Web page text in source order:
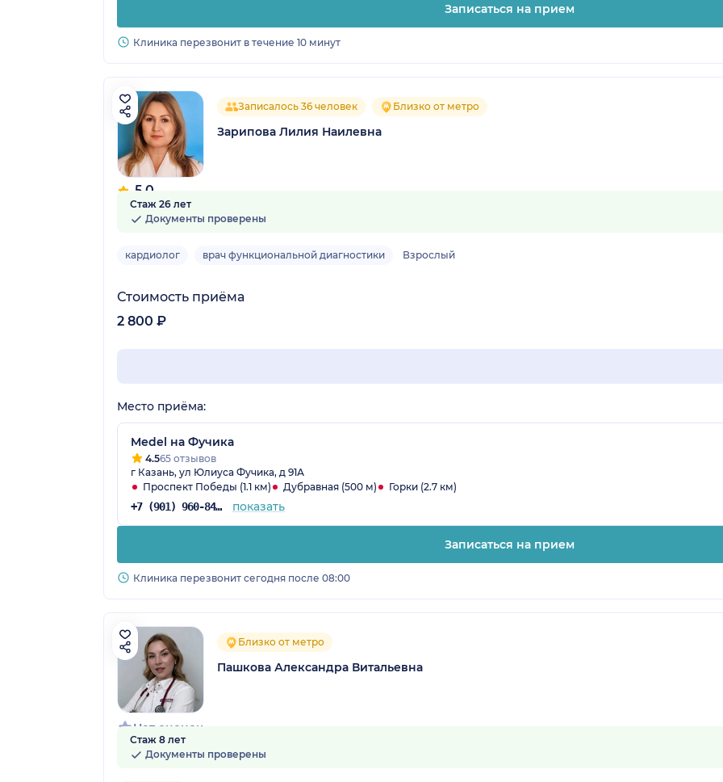
Записаться на прием
Клиника перезвонит в течение 10 минут
5.0
6 отзывов
Записалось 36 человек Близко от метро
Зарипова Лилия Наилевна
Стаж 26 лет
Документы проверены
кардиолог врач функциональной диагностики Взрослый
Стоимость приёма
2 800 ₽
Место приёма:
Medel на Фучика
4.565 отзывов
г Казань, ул Юлиуса Фучика, д 91А
Проспект Победы (1.1 км)
Дубравная (500 м) Горки (2.7 км)
+7 (901) 960-84-71 показать
Записаться на прием
Клиника перезвонит сегодня после 08:00
Нет оценок
Близко от метро
Пашкова Александра Витальевна
Стаж 8 лет
Документы проверены